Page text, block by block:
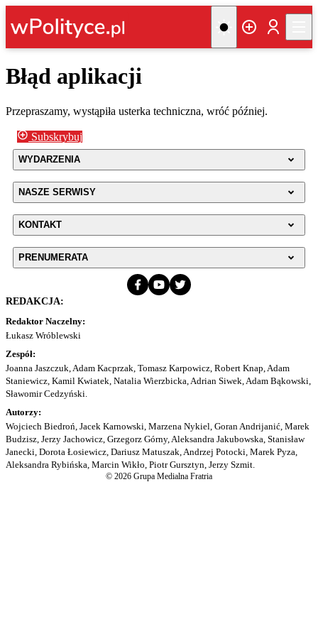
Błąd aplikacji
Przepraszamy, wystąpiła usterka techniczna, wróć później.
Subskrybuj
WYDARZENIA
NASZE SERWISY
KONTAKT
PRENUMERATA
REDAKCJA:
Redaktor Naczelny:
Łukasz Wróblewski
Zespół:
Joanna Jaszczuk, Adam Kacprzak, Tomasz Karpowicz, Robert Knap, Adam
Staniewicz, Kamil Kwiatek, Natalia Wierzbicka, Adrian Siwek, Adam Bąkowski,
Sławomir Cedzyński.
Autorzy:
Wojciech Biedroń, Jacek Karnowski, Marzena Nykiel, Goran Andrijanić, Marek
Budzisz, Jerzy Jachowicz, Grzegorz Górny, Aleksandra Jakubowska, Stanisław
Janecki, Dorota Łosiewicz, Dariusz Matuszak, Andrzej Potocki, Marek Pyza,
Aleksandra Rybińska, Marcin Wikło, Piotr Gursztyn, Jerzy Szmit.
© 2026 Grupa Medialna Fratria